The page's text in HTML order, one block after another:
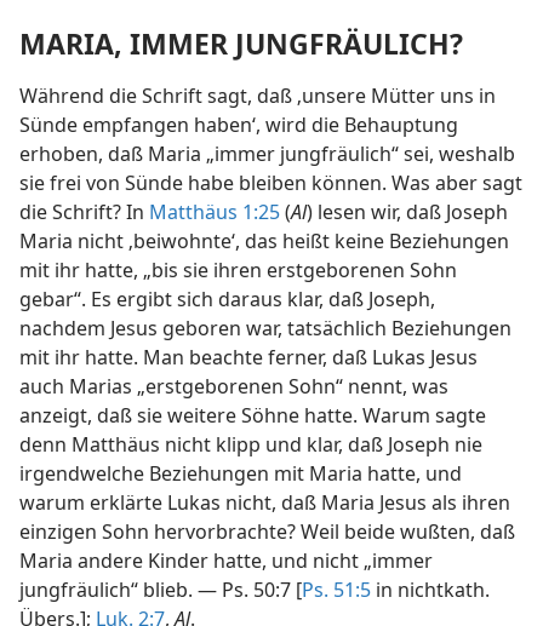
MARIA, IMMER JUNGFRÄULICH?
Während die Schrift sagt, daß ‚unsere Mütter uns in
Sünde empfangen haben‘, wird die Behauptung
erhoben, daß Maria „immer jungfräulich“ sei, weshalb
sie frei von Sünde habe bleiben können. Was aber sagt
die Schrift? In Matthäus 1:25(Al) lesen wir, daß Joseph
Maria nicht ‚beiwohnte‘, das heißt keine Beziehungen
mit ihr hatte, „bis sie ihren erstgeborenen Sohn
gebar“. Es ergibt sich daraus klar, daß Joseph,
nachdem Jesus geboren war, tatsächlich Beziehungen
mit ihr hatte. Man beachte ferner, daß Lukas Jesus
auch Marias „erstgeborenen Sohn“ nennt, was
anzeigt, daß sie weitere Söhne hatte. Warum sagte
denn Matthäus nicht klipp und klar, daß Joseph nie
irgendwelche Beziehungen mit Maria hatte, und
warum erklärte Lukas nicht, daß Maria Jesus als ihren
einzigen Sohn hervorbrachte? Weil beide wußten, daß
Maria andere Kinder hatte, und nicht „immer
jungfräulich“ blieb. — Ps. 50:7 [Ps. 51:5 in nichtkath.
Übers.]; Luk. 2:7,Al.